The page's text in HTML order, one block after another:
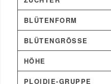
BLÜTENFORM
BLÜTENGRÖSSE
HÖHE
PLOIDIE-GRUPPE